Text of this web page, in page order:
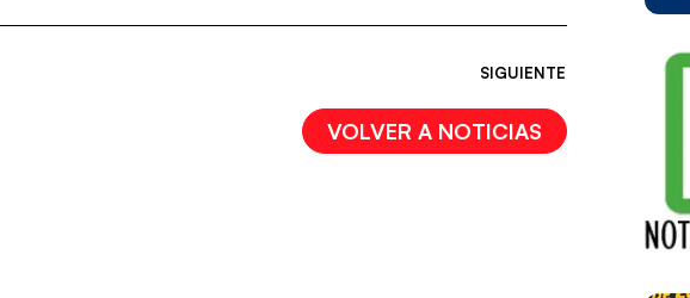
SIGUIENTE
VOLVER A NOTICIAS